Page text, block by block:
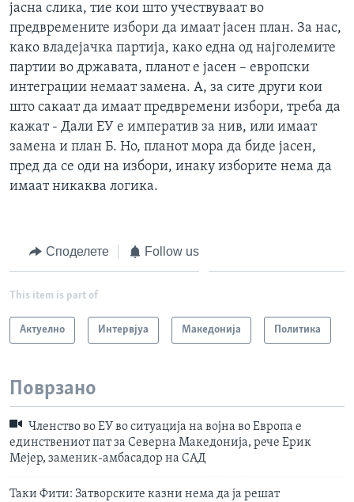
јасна слика, тие кои што учествуваат во
предвремените избори да имаат јасен план. За нас,
како владејачка партија, како една од најголемите
партии во државата, планот е јасен – европски
интеграции немаат замена. А, за сите други кои
што сакаат да имаат предвремени избори, треба да
кажат - Дали ЕУ е императив за нив, или имаат
замена и план Б. Но, планот мора да биде јасен,
пред да се оди на избори, инаку изборите нема да
имаат никаква логика.
Споделете Follow us
This item is part of
Актуелно Интервјуа Македонија Политика
Поврзано
Членство во ЕУ во ситуација на војна во Европа е
единствениот пат за Северна Македонија, рече Ерик
Мејер, заменик-амбасадор на САД
Таки Фити: Затворските казни нема да ја решат